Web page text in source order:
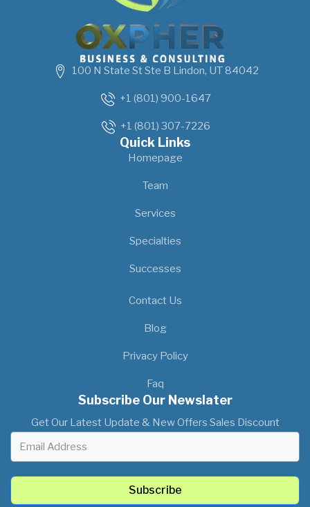
100 N State St Ste B Lindon, UT 84042
+1 (801) 900-1647
+1 (801) 307-7226
Quick Links
Homepage
Team
Services
Specialties
Successes
Contact Us
Blog
Privacy Policy
Faq
Subscribe Our Newslater
Get Our Latest Update & New Offers Sales Discount
Subscribe